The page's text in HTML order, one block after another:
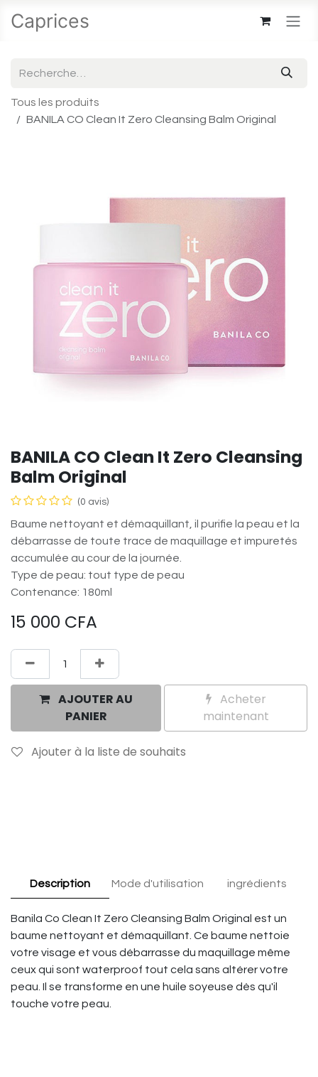
Caprices
Tous les produits
BANILA CO Clean It Zero Cleansing Balm Original
BANILA CO Clean It Zero Cleansing
Balm Original
(0 avis)
Baume nettoyant et démaquillant, il purifie la peau et la
débarrasse de toute trace de maquillage et impuretés
accumulée au cour de la journée.
Type de peau: tout type de peau
Contenance: 180ml
15 000 CFA
AJOUTER AU
PANIER
Acheter
maintenant
Ajouter à la liste de souhaits
Description Mode d'utilisation ingrédients
Banila Co Clean It Zero Cleansing Balm Original est un
baume nettoyant et démaquillant. Ce baume nettoie
votre visage et vous débarrasse du maquillage même
ceux qui sont waterproof tout cela sans altérer votre
peau. Il se transforme en une huile soyeuse dès qu'il
touche votre peau.